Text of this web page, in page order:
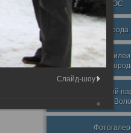
ТОС
Награды
Юбилеи
Вологодской
Молодежный
города
Слайд-шоу: